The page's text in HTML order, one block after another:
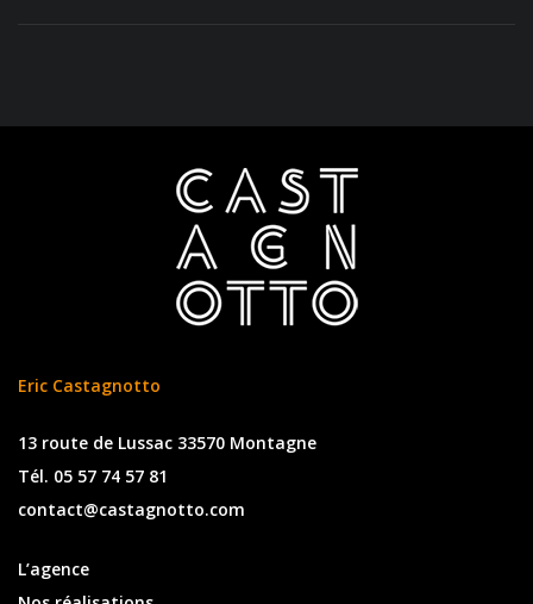
Eric Castagnotto
13 route de Lussac 33570 Montagne
Tél. 05 57 74 57 81
contact@castagnotto.com
L’agence